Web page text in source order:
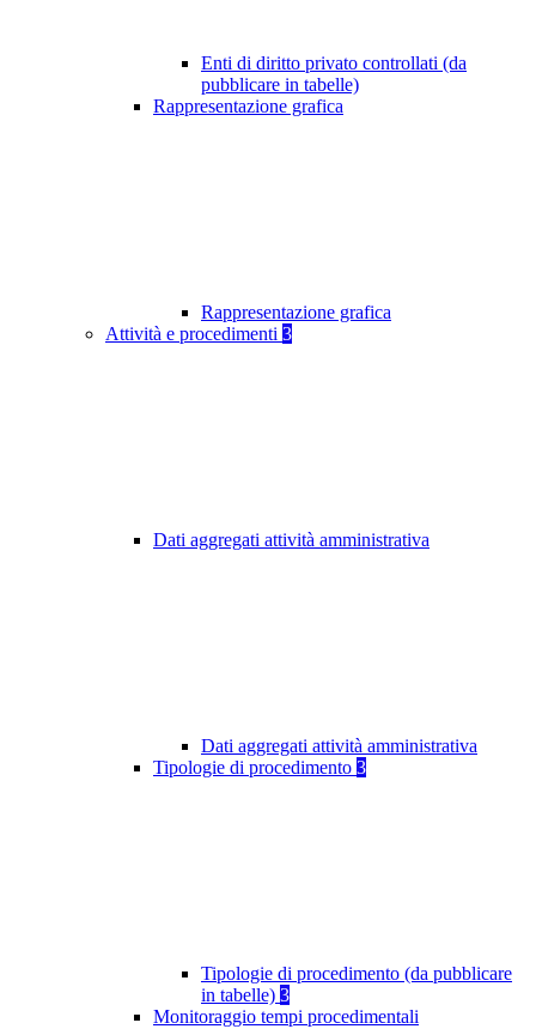
Enti di diritto privato controllati (da
pubblicare in tabelle)
Rappresentazione grafica
Rappresentazione grafica
Attività e procedimenti 3
Dati aggregati attività amministrativa
Dati aggregati attività amministrativa
Tipologie di procedimento 3
Tipologie di procedimento (da pubblicare
in tabelle) 3
Monitoraggio tempi procedimentali